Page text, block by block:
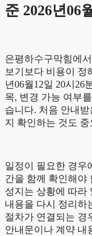
준 2026년06
은평하수구막힘에
보기보다 비용이 정
년06월12일 20시26
목, 변경 가능 여부
습니다. 처음 안내
지 확인하는 것도 중
일정이 필요한 경우
간을 함께 확인해야
성지는 상황에 따라
내용을 다시 정리하
절차가 연결되는 경
안내문이나 계약 내